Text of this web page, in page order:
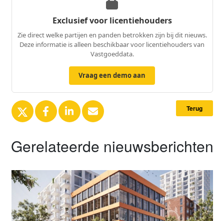
Exclusief voor licentiehouders
Zie direct welke partijen en panden betrokken zijn bij dit nieuws.
Deze informatie is alleen beschikbaar voor licentiehouders van
Vastgoeddata.
Vraag een demo aan
Terug
Gerelateerde nieuwsberichten